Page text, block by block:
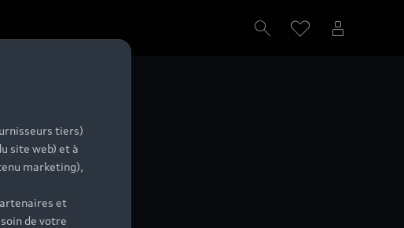
tiers)
site web) et à
marketing),
et
de votre